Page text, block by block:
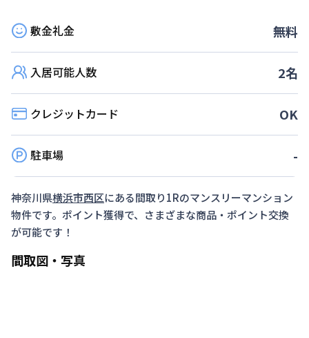
敷金礼金 無料
入居可能人数 2名
クレジットカード OK
駐車場 -
神奈川県横浜市西区にある間取り1Rのマンスリーマンション
物件です。ポイント獲得で、さまざまな商品・ポイント交換
が可能です！
間取図・写真